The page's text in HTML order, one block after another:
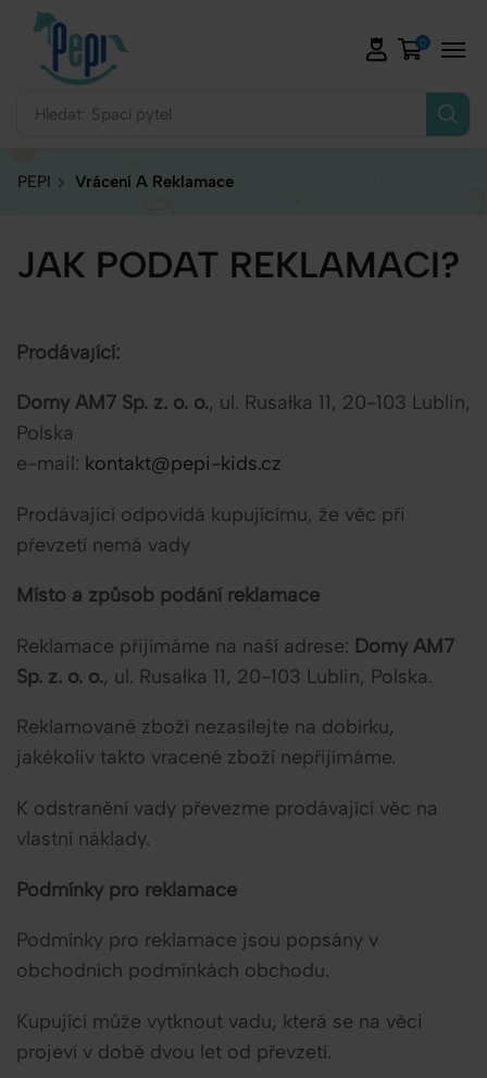
Hledat: Spací pytel
0
PEPI Vrácení A Reklamace
JAK PODAT REKLAMACI?
Prodávající:
Domy AM7 Sp. z. o. o., ul. Rusałka 11, 20-103 Lublin,
Polska
e-mail: kontakt@pepi-kids.cz
Prodávající odpovídá kupujícímu, že věc při
převzetí nemá vady
Místo a způsob podání reklamace
Reklamace přijímáme na naší adrese: Domy AM7
Sp. z. o. o., ul. Rusałka 11, 20-103 Lublin, Polska.
Reklamované zboží nezasílejte na dobírku,
jakékoliv takto vracené zboží nepřijímáme.
K odstranění vady převezme prodávající věc na
vlastní náklady.
Podmínky pro reklamace
Podmínky pro reklamace jsou popsány v
obchodních podmínkách obchodu.
Kupující může vytknout vadu, která se na věci
projeví v době dvou let od převzetí.